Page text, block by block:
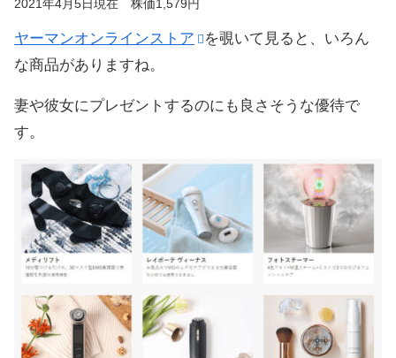
2021年4月5日現在 株価1,579円
ヤーマンオンラインストア
を覗いて見ると、いろん
な商品がありますね。
妻や彼女にプレゼントするのにも良さそうな優待で
す。